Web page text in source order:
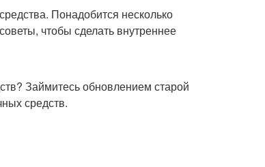
Понадобится несколько
чтобы сделать внутреннее
Займитесь обновлением старой
средств.